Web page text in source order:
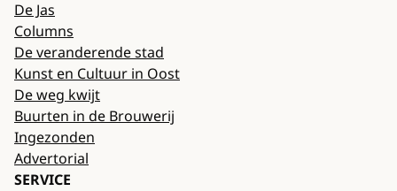
De Jas
Columns
De veranderende stad
Kunst en Cultuur in Oost
De weg kwijt
Buurten in de Brouwerij
Ingezonden
Advertorial
SERVICE